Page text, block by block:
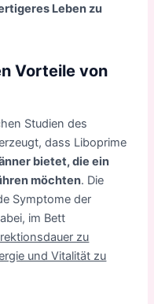
Leben zu
Vorteile von
Studien des
dass Liboprime
bietet, die ein
möchten. Die
Symptome der
im Bett
zu
und Vitalität zu